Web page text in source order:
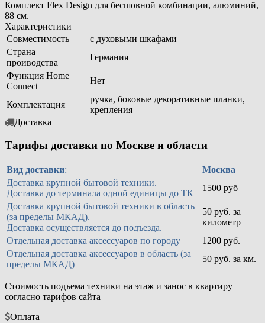
Комплект Flex Design для бесшовной комбинации, алюминий,
88 см.
Характеристики
Совместимость
с духовыми шкафами
Страна
проиводства
Германия
Функция Home
Connect
Нет
Комплектация
ручка, боковые декоративные планки,
крепления
Доставка
Тарифы доставки по Москве и области
Вид доставки:
Москва
Доставка крупной бытовой техники.
Доставка до терминала одной единицы до ТК
1500 руб
Доставка крупной бытовой техники в область
(за пределы МКАД).
Доставка осуществляется до подъезда.
50 руб. за
километр
Отдельная доставка аксессуаров по городу
1200 руб.
Отдельная доставка аксессуаров в область (за
пределы МКАД)
50 руб. за км.
Стоимость подъема техники на этаж и занос в квартиру
согласно тарифов сайта
Оплата